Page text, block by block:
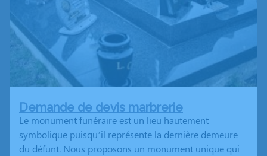
Demande de devis marbrerie
Le monument funéraire est un lieu hautement
symbolique puisqu’il représente la dernière demeure
du défunt. Nous proposons un monument unique qui